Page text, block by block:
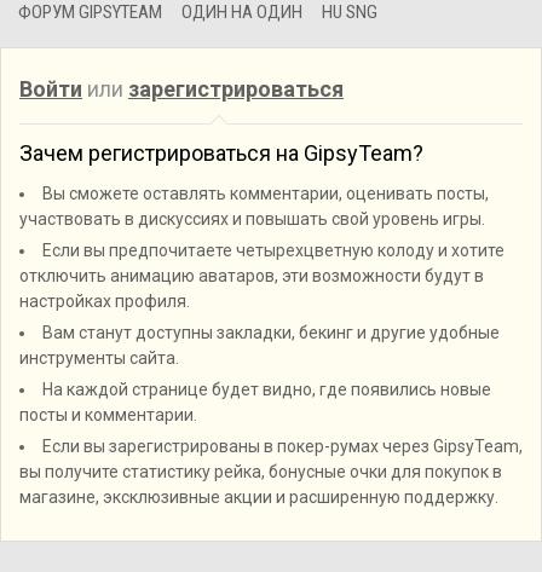
ФОРУМ GIPSYTEAM ОДИН НА ОДИН HU SNG
Войти или зарегистрироваться
Зачем регистрироваться на GipsyTeam?
Вы сможете оставлять комментарии, оценивать посты,
участвовать в дискуссиях и повышать свой уровень игры.
Если вы предпочитаете четырехцветную колоду и хотите
отключить анимацию аватаров, эти возможности будут в
настройках профиля.
Вам станут доступны закладки, бекинг и другие удобные
инструменты сайта.
На каждой странице будет видно, где появились новые
посты и комментарии.
Если вы зарегистрированы в покер-румах через GipsyTeam,
вы получите статистику рейка, бонусные очки для покупок в
магазине, эксклюзивные акции и расширенную поддержку.